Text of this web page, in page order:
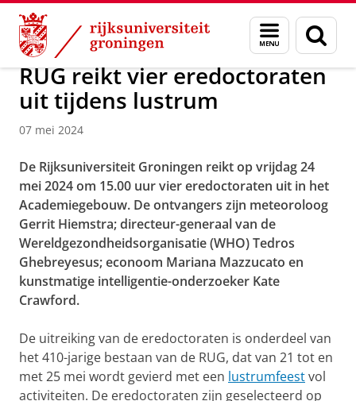
Skip
Content
Skip
Navigation
Menu
en
zoeken
Over ons Actueel Nieuws
RUG reikt vier eredoctoraten
uit tijdens lustrum
07 mei 2024
De Rijksuniversiteit Groningen reikt op vrijdag 24
mei 2024 om 15.00 uur vier eredoctoraten uit in het
Academiegebouw. De ontvangers zijn meteoroloog
Gerrit Hiemstra; directeur-generaal van de
Wereldgezondheidsorganisatie (WHO) Tedros
Ghebreyesus; econoom Mariana Mazzucato en
kunstmatige intelligentie-onderzoeker Kate
Crawford.
De uitreiking van de eredoctoraten is onderdeel van
het 410-jarige bestaan van de RUG, dat van 21 tot en
met 25 mei wordt gevierd met een lustrumfeestvol
activiteiten. De eredoctoraten zijn geselecteerd op